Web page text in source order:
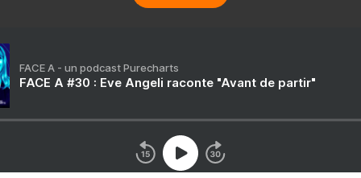
FACE A - un podcast Purecharts
FACE A #30 : Eve Angeli raconte "Avant de partir"